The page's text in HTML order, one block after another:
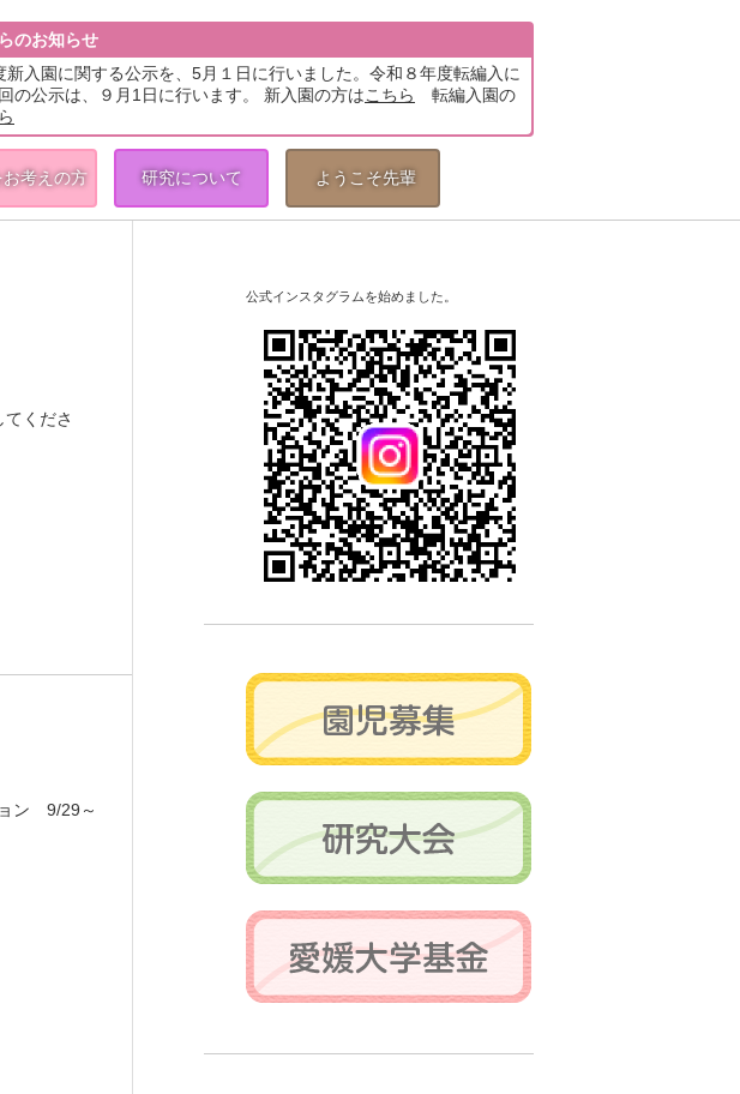
のお知らせ
新入園に関する公示を、5月１日に行いました。令和８年度転編入に
の公示は、９月1日に行います。 新入園の方はこちら
転編入園の
お考えの方 研究について ようこそ先輩
くださ
ン 9/29～
公式インスタグラムを始めました。